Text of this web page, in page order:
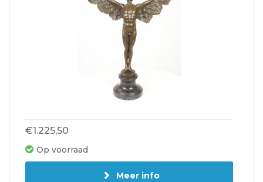
€1.225,50
Op voorraad
Meer info